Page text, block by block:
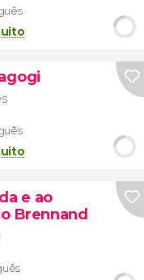
e ao
Brennand